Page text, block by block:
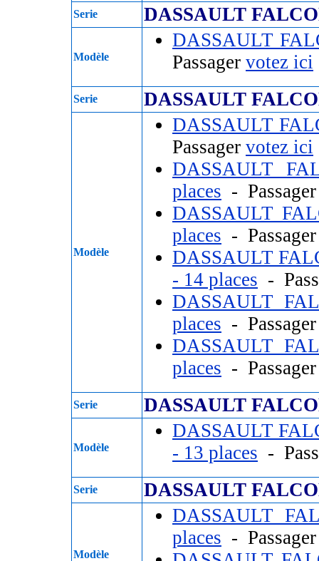
Serie DASSAULT
Modèle
DASSAULT
Passager votez ici
Serie DASSAULT
Modèle
DASSAULT
Passager votez ici
DASSAULT
places -
DASSAULT
places -
DASSAULT
- 14 places -
DASSAULT
places -
DASSAULT
places -
Serie DASSAULT
Modèle
DASSAULT
- 13 places -
Serie DASSAULT
Modèle
DASSAULT
places -